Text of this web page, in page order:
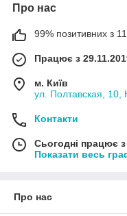
Про нас
99% позитивних з
Працює з
м. Київ
ул. Полтавская, 10,
Контакти
Сьогодні працює
Показати весь
Про нас